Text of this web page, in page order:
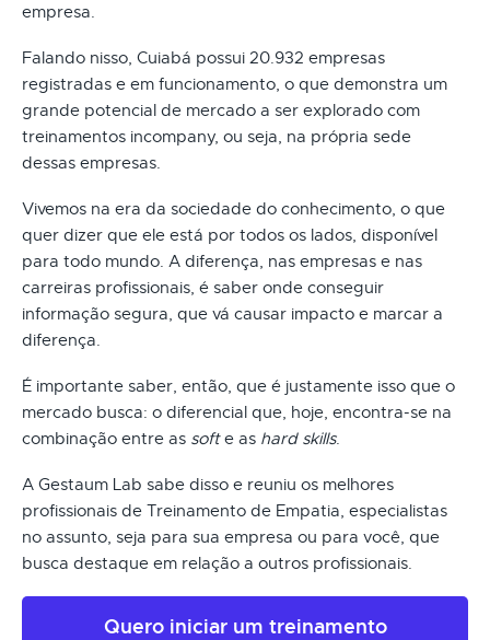
empresa.
Falando nisso, Cuiabá possui 20.932 empresas
registradas e em funcionamento, o que demonstra um
grande potencial de mercado a ser explorado com
treinamentos incompany, ou seja, na própria sede
dessas empresas.
Vivemos na era da sociedade do conhecimento, o que
quer dizer que ele está por todos os lados, disponível
para todo mundo. A diferença, nas empresas e nas
carreiras profissionais, é saber onde conseguir
informação segura, que vá causar impacto e marcar a
diferença.
É importante saber, então, que é justamente isso que o
mercado busca: o diferencial que, hoje, encontra-se na
combinação entre as softe as hard skills.
A Gestaum Lab sabe disso e reuniu os melhores
profissionais de Treinamento de Empatia, especialistas
no assunto, seja para sua empresa ou para você, que
busca destaque em relação a outros profissionais.
Quero iniciar um treinamento